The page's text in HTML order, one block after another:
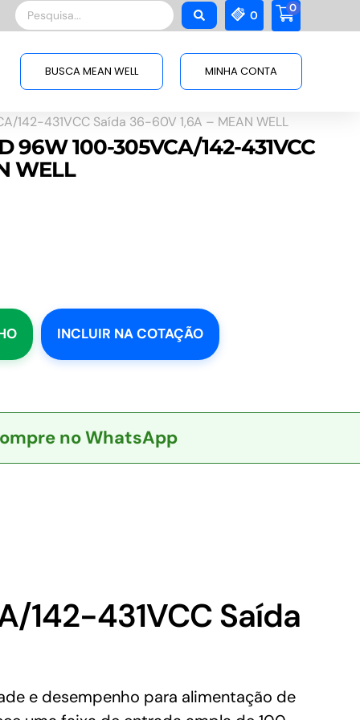
Pesquisar
...
0
0
BUSCA MEAN WELL MINHA CONTA
431VCC Saída 36-60V 1,6A – MEAN WELL
96W 100-305VCA/142-431VCC
WELL
INCLUIR NA COTAÇÃO
no WhatsApp
142-431VCC Saída
e desempenho para alimentação de